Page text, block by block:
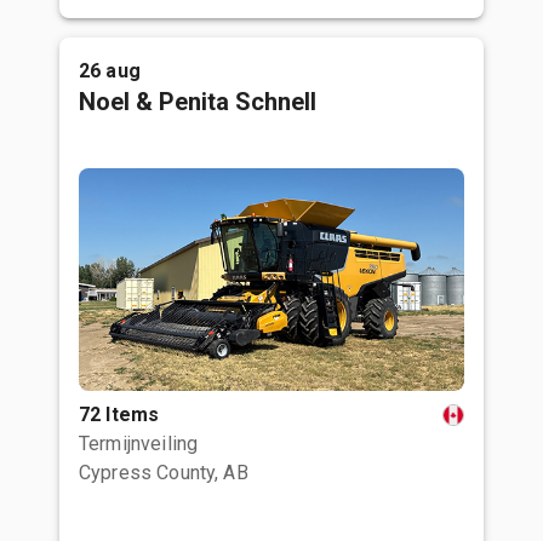
26 aug
Noel & Penita Schnell
72 Items
Termijnveiling
Cypress County, AB